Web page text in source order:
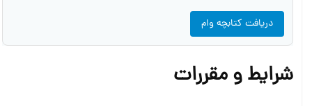
دریافت کتابچه وام
شرایط و مقررات